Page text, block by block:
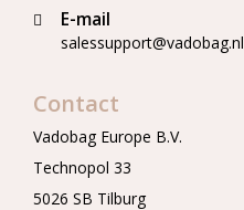
E-mail
salessupport@vadobag.nl
Contact
Vadobag Europe B.V.
Technopol 33
5026 SB Tilburg